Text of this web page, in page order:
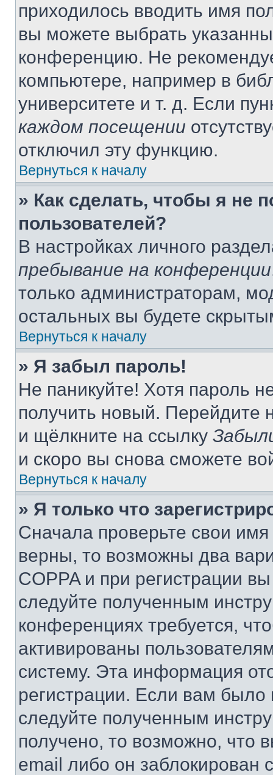
приходилось вводить имя
вы можете выбрать
конференцию. Не
компьютере, например в
университете и т. д. Если
каждом посещении
отключил эту функцию.
Вернуться к началу
» Как сделать, чтобы я не
пользователей?
В настройках личного
пребывание на конференции
только администраторам,
остальных вы будете
Вернуться к началу
» Я забыл пароль!
Не паникуйте! Хотя пароль
получить новый. Перейдите
и щёлкните на ссылку
и скоро вы снова сможете
Вернуться к началу
» Я только что
Сначала проверьте свои
верны, то возможны два
COPPA и при регистрации
следуйте полученным
конференциях требуется,
активированы
систему. Эта информация
регистрации. Если вам
следуйте полученным
получено, то возможно, что
email либо он